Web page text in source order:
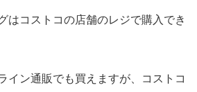
はコストコの店舗のレジで購入でき
イン通販でも買えますが、コストコ